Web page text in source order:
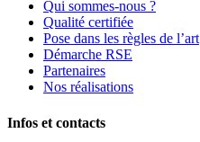
Qui sommes-nous ?
Qualité certifiée
Pose dans les règles de l’art
Démarche RSE
Partenaires
Nos réalisations
Infos et contacts